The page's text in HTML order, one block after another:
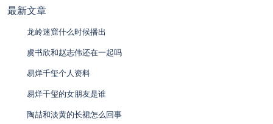
最新文章
龙岭迷窟什么时候播出
虞书欣和赵志伟还在一起吗
易烊千玺个人资料
易烊千玺的女朋友是谁
陶喆和淡黄的长裙怎么回事